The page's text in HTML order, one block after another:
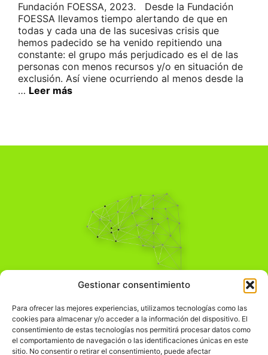
Gestionar consentimiento
Para ofrecer las mejores experiencias, utilizamos tecnologías como las
cookies para almacenar y/o acceder a la información del dispositivo. El
consentimiento de estas tecnologías nos permitirá procesar datos como
el comportamiento de navegación o las identificaciones únicas en este
sitio. No consentir o retirar el consentimiento, puede afectar
Fundación FOESSA, 2023. Desde la Fundación
FOESSA llevamos tiempo alertando de que en
todas y cada una de las sucesivas crisis que
hemos padecido se ha venido repitiendo una
constante: el grupo más perjudicado es el de las
personas con menos recursos y/o en situación de
exclusión. Así viene ocurriendo al menos desde la
… Leer más
Pensamiento Crítico
Comprender el mundo para transformarlo.
Información Legal